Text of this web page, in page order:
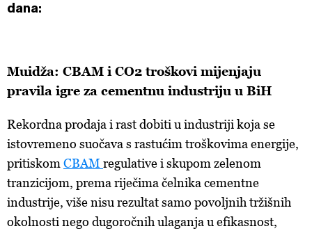
dana:
Muidža: CBAM i CO2 troškovi mijenjaju
pravila igre za cementnu industriju u BiH
Rekordna prodaja i rast dobiti u industriji koja se
istovremeno suočava s rastućim troškovima energije,
pritiskom CBAM regulative i skupom zelenom
tranzicijom, prema riječima čelnika cementne
industrije, više nisu rezultat samo povoljnih tržišnih
okolnosti nego dugoročnih ulaganja u efikasnost,